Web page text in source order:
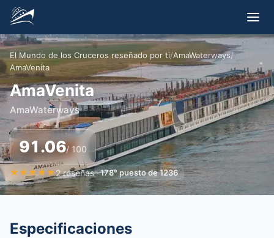
El Mundo de los Cruceros reseñado por ti/AmaWaterways/
AmaVenita
AmaVenita
AmaWaterways
91.06/ 100
★ ★ ★★ ★2 reseñas 178° puesto de1236
Especificaciones